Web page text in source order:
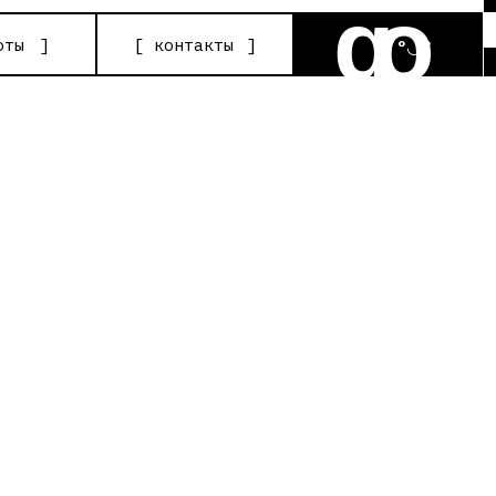
go
°◡°
контакты
[